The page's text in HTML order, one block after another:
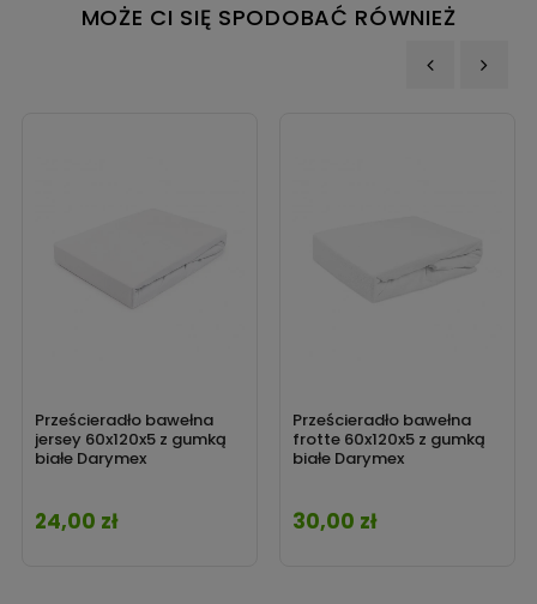
MOŻE CI SIĘ SPODOBAĆ RÓWNIEŻ
Prześcieradło bawełna
jersey 60x120x5 z gumką
białe Darymex
Cena
24,00 zł
Prześcieradło bawełna
frotte 60x120x5 z gumką
białe Darymex
Cena
30,00 zł